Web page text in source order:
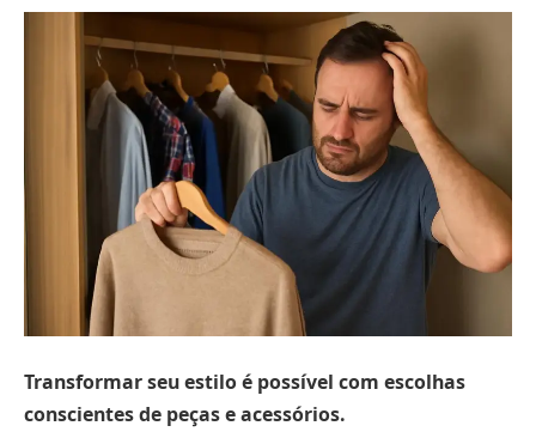
Transformar seu estilo é possível com escolhas
conscientes de peças e acessórios.